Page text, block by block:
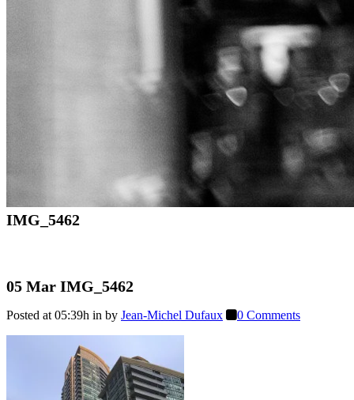
IMG_5462
05 Mar IMG_5462
Posted at 05:39h in by Jean-Michel Dufaux 0 Comments